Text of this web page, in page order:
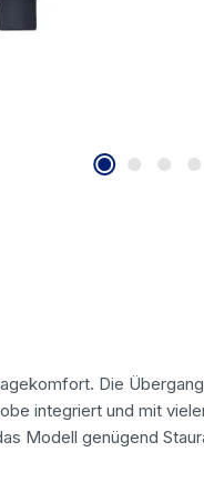
Die
integriert und mit
Modell genügend